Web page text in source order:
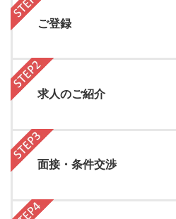
ご登録
求人のご紹介
面接・条件交渉